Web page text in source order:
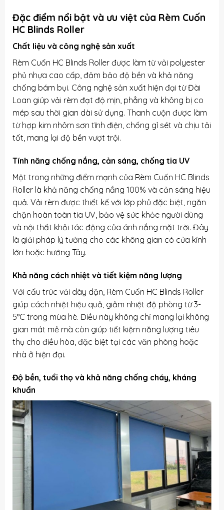
Đặc điểm nổi bật và ưu việt của Rèm Cuốn
HC Blinds Roller
Chất liệu và công nghệ sản xuất
Rèm Cuốn HC Blinds Roller được làm từ vải polyester
phủ nhựa cao cấp, đảm bảo độ bền và khả năng
chống bám bụi. Công nghệ sản xuất hiện đại từ Đài
Loan giúp vải rèm đạt độ mịn, phẳng và không bị co
mép sau thời gian dài sử dụng. Thanh cuộn được làm
từ hợp kim nhôm sơn tĩnh điện, chống gỉ sét và chịu tải
tốt, mang lại độ bền vượt trội.
Tính năng chống nắng, cản sáng, chống tia UV
Một trong những điểm mạnh của Rèm Cuốn HC Blinds
Roller là khả năng chống nắng 100% và cản sáng hiệu
quả. Vải rèm được thiết kế với lớp phủ đặc biệt, ngăn
chặn hoàn toàn tia UV, bảo vệ sức khỏe người dùng
và nội thất khỏi tác động của ánh nắng mặt trời. Đây
là giải pháp lý tưởng cho các không gian có cửa kính
lớn hoặc hướng Tây.
Khả năng cách nhiệt và tiết kiệm năng lượng
Với cấu trúc vải dày dặn, Rèm Cuốn HC Blinds Roller
giúp cách nhiệt hiệu quả, giảm nhiệt độ phòng từ 3-
5°C trong mùa hè. Điều này không chỉ mang lại không
gian mát mẻ mà còn giúp tiết kiệm năng lượng tiêu
thụ cho điều hòa, đặc biệt tại các văn phòng hoặc
nhà ở hiện đại.
Độ bền, tuổi thọ và khả năng chống cháy, kháng
khuẩn